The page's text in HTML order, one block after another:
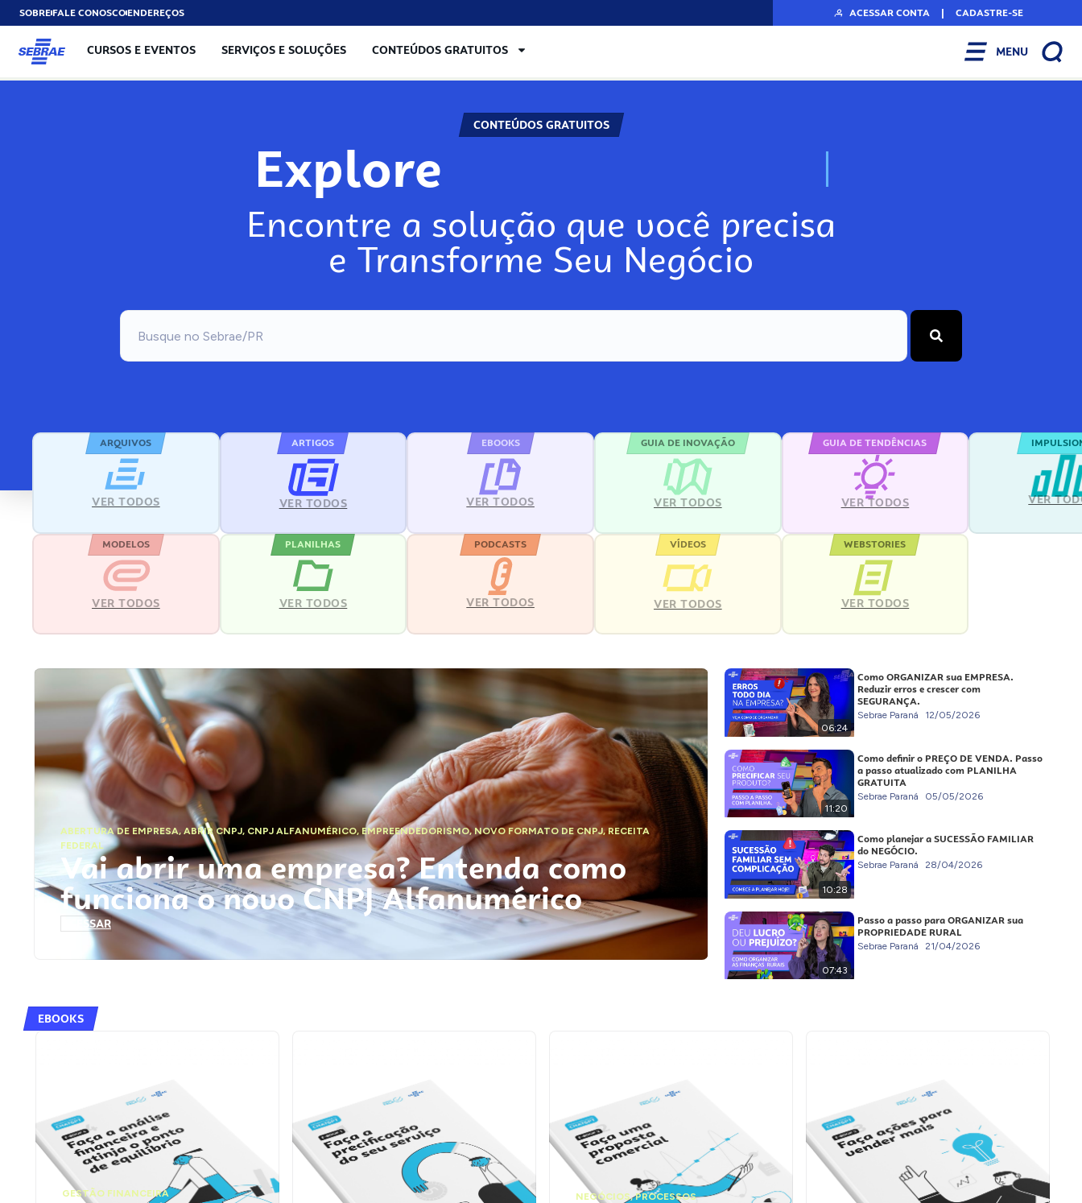
SOBREFALE CONOSCOENDEREÇOS ACESSAR CONTA | CADASTRE-SE
CURSOS E EVENTOS SERVIÇOS E SOLUÇÕES CONTEÚDOS GRATUITOS MENU
CONTEÚDOS GRATUITOS
Explore N
Encontre a solução que você precisa
e Transforme Seu Negócio
ARQUIVOS
VER TODOS
ARTIGOS
VER TODOS
EBOOKS
VER TODOS
GUIA DE INOVAÇÃO
VER TODOS
GUIA DE TENDÊNCIAS
VER TODOS VER
MODELOS
VER TODOS
PLANILHAS
VER TODOS
PODCASTS
VER TODOS
VÍDEOS
VER TODOS
WEBSTORIES
VER TODOS
ABERTURA DE EMPRESA,ABRIR CNPJ, CNPJ ALFANUMÉRICO, EMPREENDEDORISMO,NOVO FORMATO DE CNPJ,RECEITA
FEDERAL
Vai abrir uma empresa? Entenda como
funciona o novo CNPJ Alfanumérico
ACESSAR
06:24
Como ORGANIZAR sua EMPRESA.
Reduzir erros e crescer com
SEGURANÇA.
Sebrae Paraná 12/05/2026
11:20
Como definir o PREÇO DE VENDA. Passo
a passo atualizado com PLANILHA
GRATUITA
Sebrae Paraná 05/05/2026
10:28
Como planejar a SUCESSÃO FAMILIAR
do NEGÓCIO.
Sebrae Paraná 28/04/2026
07:43
Passo a passo para ORGANIZAR sua
PROPRIEDADE RURAL
Sebrae Paraná 21/04/2026
EBOOKS
GESTÃO FINANCEIRA NEGÓCIOS,PROCESSOS